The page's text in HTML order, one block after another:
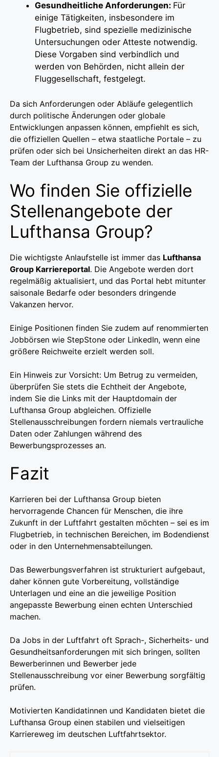
Gesundheitliche Anforderungen: Für
einige Tätigkeiten, insbesondere im
Flugbetrieb, sind spezielle medizinische
Untersuchungen oder Atteste notwendig.
Diese Vorgaben sind verbindlich und
werden von Behörden, nicht allein der
Fluggesellschaft, festgelegt.
Da sich Anforderungen oder Abläufe gelegentlich
durch politische Änderungen oder globale
Entwicklungen anpassen können, empfiehlt es sich,
die offiziellen Quellen – etwa staatliche Portale – zu
prüfen oder sich bei Unsicherheiten direkt an das HR-
Team der Lufthansa Group zu wenden.
Wo finden Sie offizielle
Stellenangebote der
Lufthansa Group?
Die wichtigste Anlaufstelle ist immer das Lufthansa
Group Karriereportal. Die Angebote werden dort
regelmäßig aktualisiert, und das Portal hebt mitunter
saisonale Bedarfe oder besonders dringende
Vakanzen hervor.
Einige Positionen finden Sie zudem auf renommierten
Jobbörsen wie StepStone oder LinkedIn, wenn eine
größere Reichweite erzielt werden soll.
Ein Hinweis zur Vorsicht: Um Betrug zu vermeiden,
überprüfen Sie stets die Echtheit der Angebote,
indem Sie die Links mit der Hauptdomain der
Lufthansa Group abgleichen. Offizielle
Stellenausschreibungen fordern niemals vertrauliche
Daten oder Zahlungen während des
Bewerbungsprozesses an.
Fazit
Karrieren bei der Lufthansa Group bieten
hervorragende Chancen für Menschen, die ihre
Zukunft in der Luftfahrt gestalten möchten – sei es im
Flugbetrieb, in technischen Bereichen, im Bodendienst
oder in den Unternehmensabteilungen.
Das Bewerbungsverfahren ist strukturiert aufgebaut,
daher können gute Vorbereitung, vollständige
Unterlagen und eine an die jeweilige Position
angepasste Bewerbung einen echten Unterschied
machen.
Da Jobs in der Luftfahrt oft Sprach-, Sicherheits- und
Gesundheitsanforderungen mit sich bringen, sollten
Bewerberinnen und Bewerber jede
Stellenausschreibung vor einer Bewerbung sorgfältig
prüfen.
Motivierten Kandidatinnen und Kandidaten bietet die
Lufthansa Group einen stabilen und vielseitigen
Karriereweg im deutschen Luftfahrtsektor.